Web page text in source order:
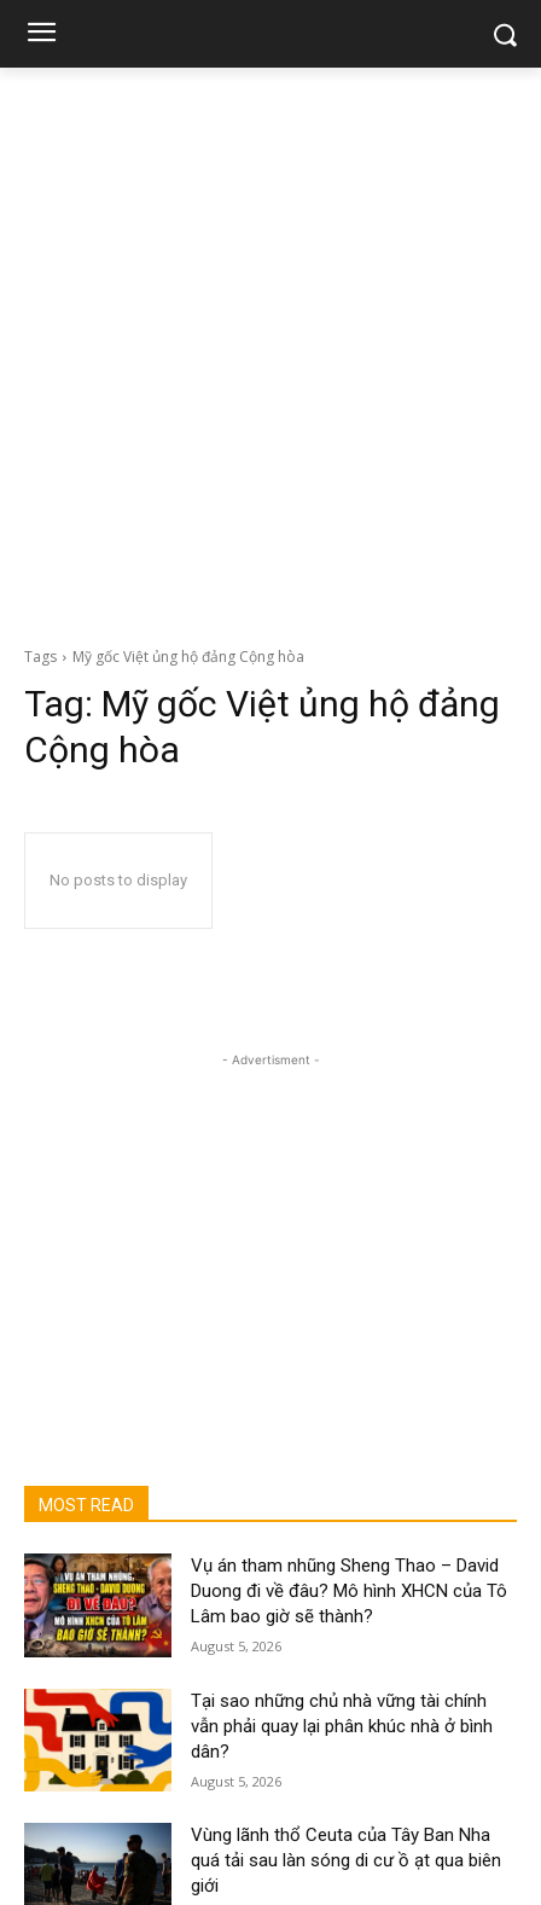
Tags Mỹ gốc Việt ủng hộ đảng Cộng hòa
Tag: Mỹ gốc Việt ủng hộ đảng
Cộng hòa
No posts to display
- Advertisment -
MOST READ
Vụ án tham nhũng Sheng Thao – David
Duong đi về đâu? Mô hình XHCN của Tô
Lâm bao giờ sẽ thành?
August 5, 2026
Tại sao những chủ nhà vững tài chính
vẫn phải quay lại phân khúc nhà ở bình
dân?
August 5, 2026
Vùng lãnh thổ Ceuta của Tây Ban Nha
quá tải sau làn sóng di cư ồ ạt qua biên
giới